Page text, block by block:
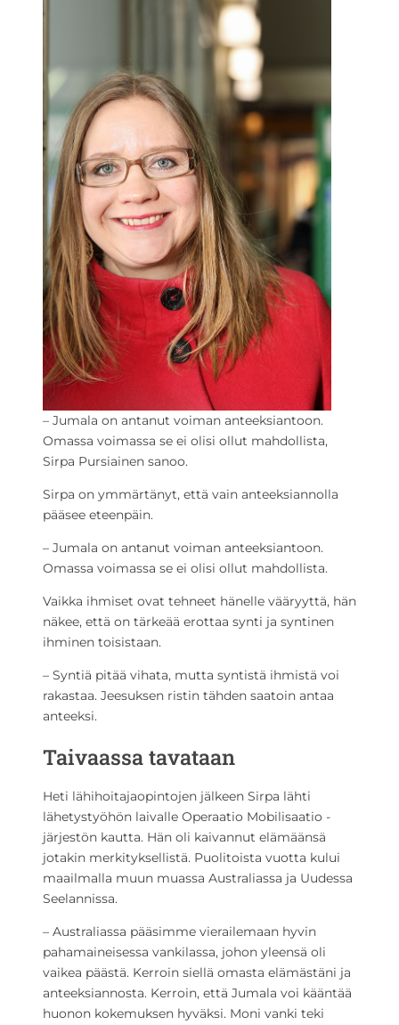
– Jumala on antanut voiman anteeksiantoon.
Omassa voimassa se ei olisi ollut mahdollista,
Sirpa Pursiainen sanoo.
Sirpa on ymmärtänyt, että vain anteeksiannolla
pääsee eteenpäin.
– Jumala on antanut voiman anteeksiantoon.
Omassa voimassa se ei olisi ollut mahdollista.
Vaikka ihmiset ovat tehneet hänelle vääryyttä, hän
näkee, että on tärkeää erottaa synti ja syntinen
ihminen toisistaan.
– Syntiä pitää vihata, mutta syntistä ihmistä voi
rakastaa. Jeesuksen ristin tähden saatoin antaa
anteeksi.
Taivaassa tavataan
Heti lähihoitajaopintojen jälkeen Sirpa lähti
lähetystyöhön laivalle Operaatio Mobilisaatio -
järjestön kautta. Hän oli kaivannut elämäänsä
jotakin merkityksellistä. Puolitoista vuotta kului
maailmalla muun muassa Australiassa ja Uudessa
Seelannissa.
– Australiassa pääsimme vierailemaan hyvin
pahamaineisessa vankilassa, johon yleensä oli
vaikea päästä. Kerroin siellä omasta elämästäni ja
anteeksiannosta. Kerroin, että Jumala voi kääntää
huonon kokemuksen hyväksi. Moni vanki teki